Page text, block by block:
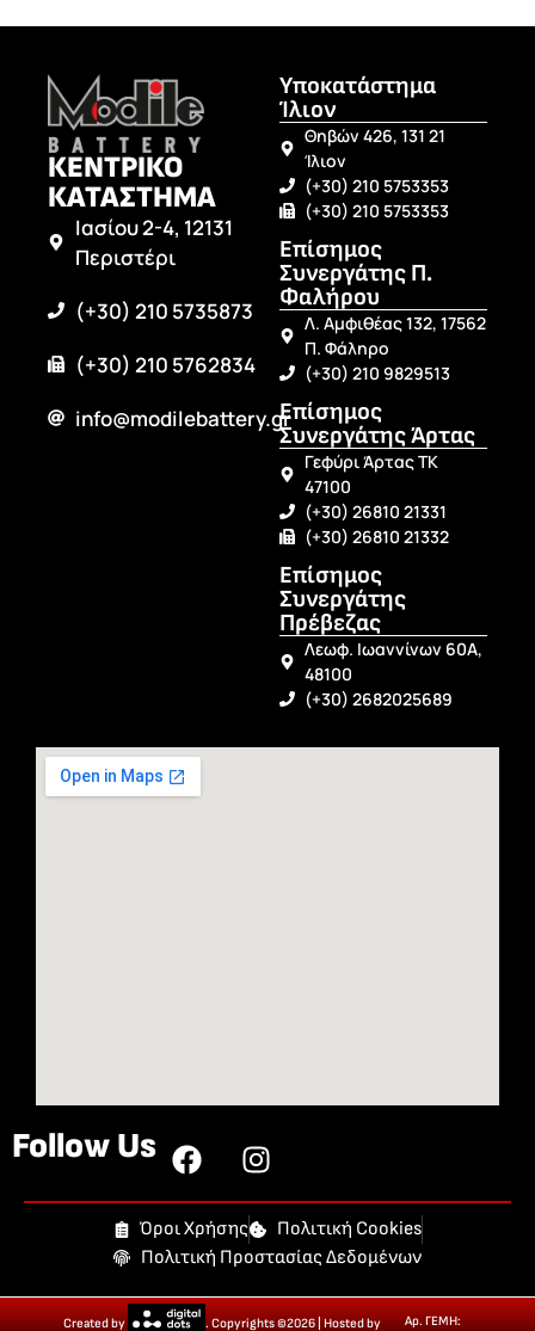
ΚΕΝΤΡΙΚΟ
ΚΑΤΑΣΤΗΜΑ
Ιασίου 2-4, 12131
Περιστέρι
(+30) 210 5735873
(+30) 210 5762834
info@modilebattery.gr
Υποκατάστημα
Ίλιον
Θηβών 426, 131 21
Ίλιον
(+30) 210 5753353
(+30) 210 5753353
Επίσημος
Συνεργάτης Π.
Φαλήρου
Λ. Αμφιθέας 132, 17562
Π. Φάληρο
(+30) 210 9829513
Επίσημος
Συνεργάτης Άρτας
Γεφύρι Άρτας ΤΚ
47100
(+30) 26810 21331
(+30) 26810 21332
Επίσημος
Συνεργάτης
Πρέβεζας
Λεωφ. Ιωαννίνων 60Α,
48100
(+30) 2682025689
Follow Us
Όροι Χρήσης
Πολιτική Cookies
Πολιτική Προστασίας Δεδομένων
Created by . Copyrights ©2026 | Hosted by Αρ. ΓΕΜΗ: